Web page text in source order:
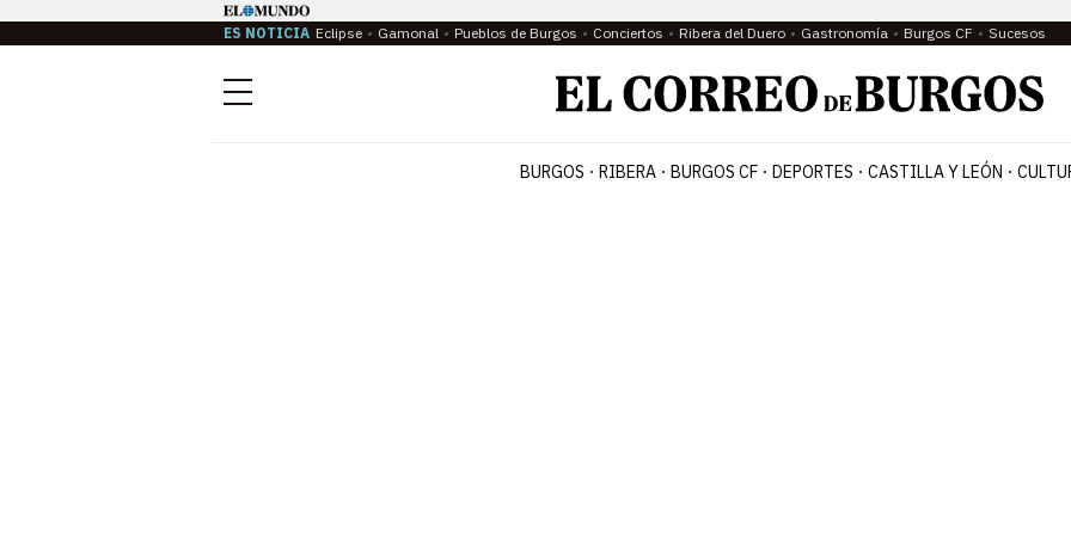
ES NOTICIA Eclipse Gamonal Pueblos de Burgos Conciertos Ribera del Duero Gastronomía Burgos CF Sucesos
Menú
BURGOS RIBERA BURGOS CF DEPORTES CASTILLA Y LEÓN